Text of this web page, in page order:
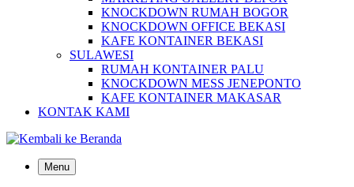
KNOCKDOWN RUMAH BOGOR
KNOCKDOWN OFFICE BEKASI
KAFE KONTAINER BEKASI
SULAWESI
RUMAH KONTAINER PALU
KNOCKDOWN MESS JENEPONTO
KAFE KONTAINER MAKASAR
KONTAK KAMI
Menu